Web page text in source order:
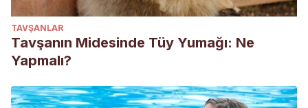
TAVŞANLAR
Tavşanın Midesinde Tüy Yumağı: Ne
Yapmalı?